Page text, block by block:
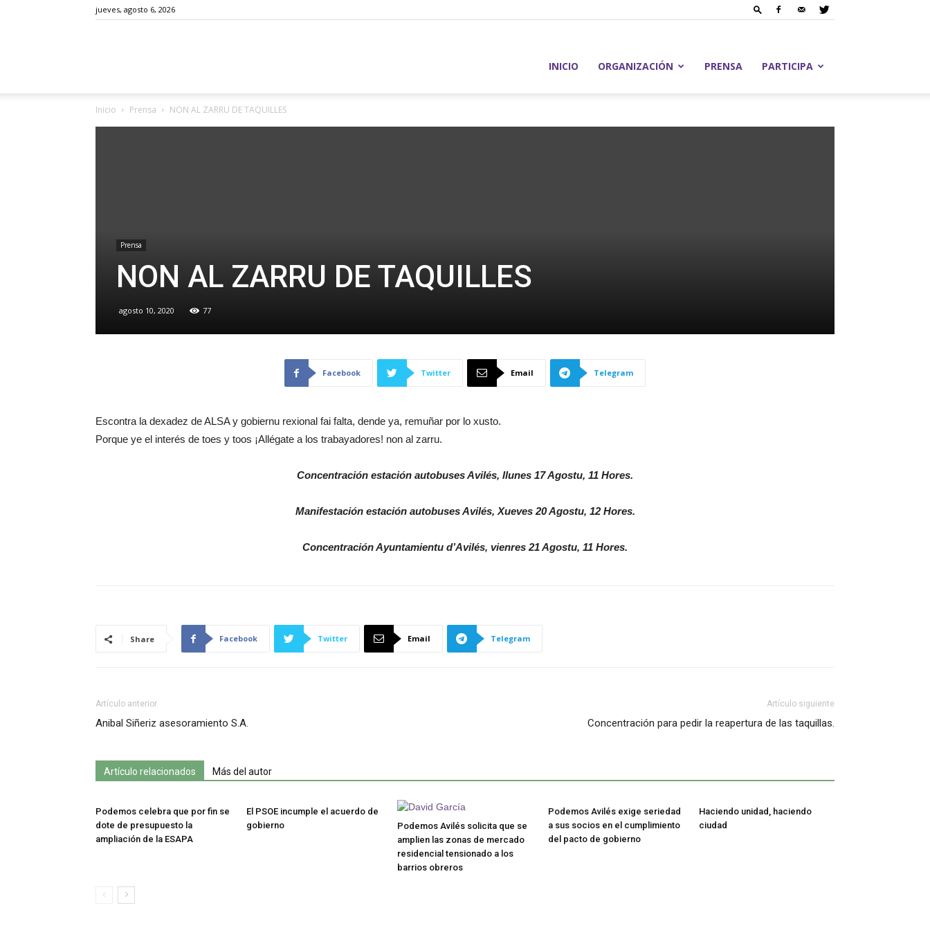
jueves, agosto 6, 2026
Avilés
INICIO ORGANIZACIÓN PRENSA PARTICIPA
Inicio Prensa NON AL ZARRU DE TAQUILLES
Prensa
NON AL ZARRU DE TAQUILLES
agosto 10, 2020 77
Facebook Twitter Email Telegram
Escontra la dexadez de ALSA y gobiernu rexional fai falta, dende ya, remuñar por lo xusto.
Porque ye el interés de toes y toos ¡Allégate a los trabayadores! non al zarru.
Concentración estación autobuses Avilés, llunes 17 Agostu, 11 Hores.
Manifestación estación autobuses Avilés, Xueves 20 Agostu, 12 Hores.
Concentración Ayuntamientu d’Avilés, vienres 21 Agostu, 11 Hores.
Share Facebook Twitter Email Telegram
Artículo anterior
Anibal Siñeriz asesoramiento S.A.
Artículo siguiente
Concentración para pedir la reapertura de las taquillas.
Artículo relacionados Más del autor
Podemos celebra que por fin se
dote de presupuesto la
ampliación de la ESAPA
El PSOE incumple el acuerdo de
gobierno
Podemos Avilés solicita que se
amplien las zonas de mercado
residencial tensionado a los
barrios obreros
Podemos Avilés exige seriedad
a sus socios en el cumplimiento
del pacto de gobierno
Haciendo unidad, haciendo
ciudad